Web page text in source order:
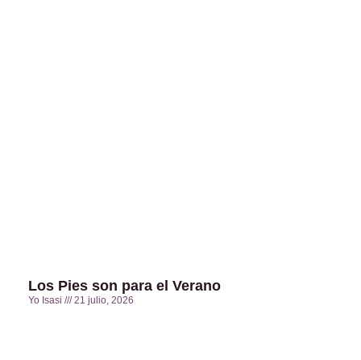
Los Pies son para el Verano
Yo Isasi 21 julio, 2026